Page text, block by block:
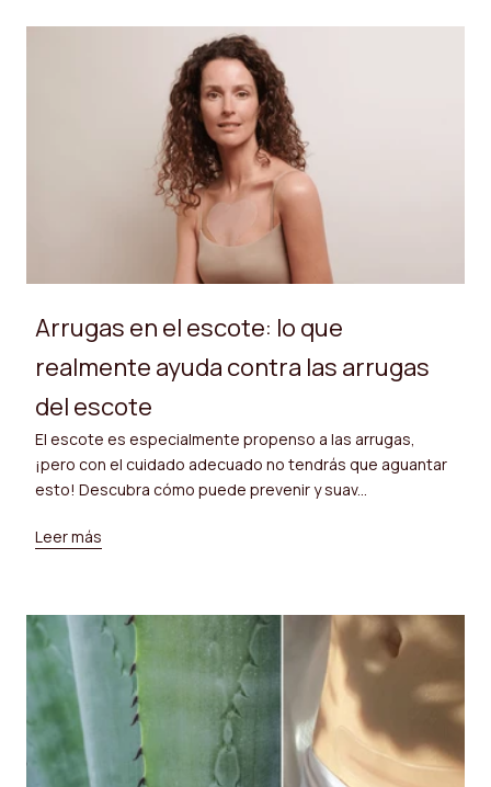
Arrugas en el escote: lo que
realmente ayuda contra las arrugas
del escote
El escote es especialmente propenso a las arrugas,
¡pero con el cuidado adecuado no tendrás que aguantar
esto! Descubra cómo puede prevenir y suav...
Leer más